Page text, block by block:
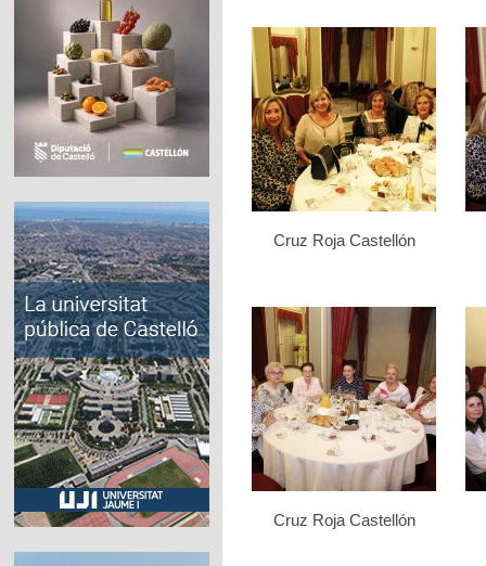
Cruz Roja Castellón
Cruz Roja Castellón